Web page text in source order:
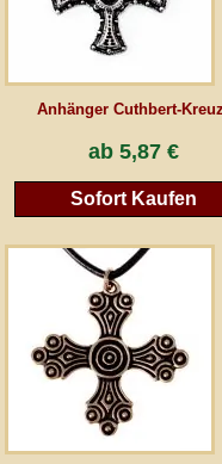
Anhänger Cuthbert-Kreuz
ab 5,87 €
Sofort Kaufen
Newsletter
eventueller Zölle (bei Nicht-EU-
bisherigen Preis bei peraperis.com.